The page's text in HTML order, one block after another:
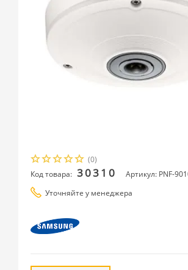
(0)
Код товара: 30310
Артикул: PNF-
Уточняйте у менеджера